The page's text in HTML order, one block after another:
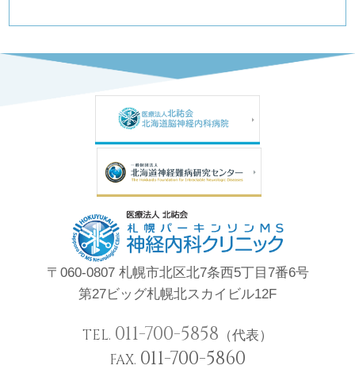
〒060-0807 札幌市北区北7条西5丁目7番6号
第27ビッグ札幌北スカイビル12F
TEL. 011-700-5858 （代表）
FAX. 011-700-5860